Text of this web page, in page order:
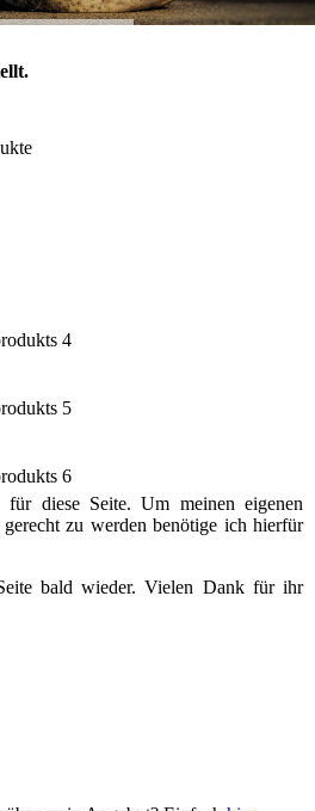
4
5
6
für diese Seite. Um meinen eigenen
gerecht zu werden benötige ich hierfür
bald wieder. Vielen Dank für ihr